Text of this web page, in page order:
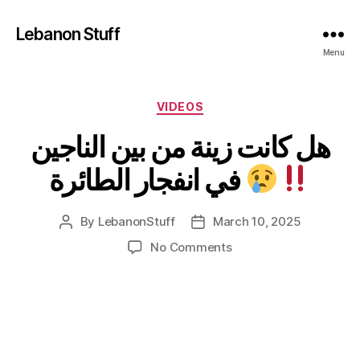
Lebanon Stuff
Menu
Categories
VIDEOS
هل كانت زينة من بين الناجين
في انفجار الطائرة
Post
By LebanonStuff
PostMarch 10, 2025
No Commentson